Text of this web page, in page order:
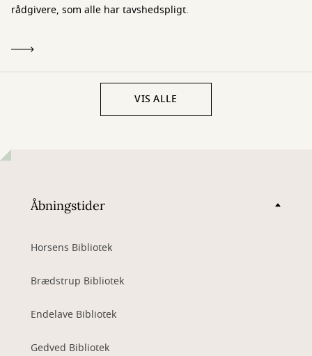
rådgivere, som alle har tavshedspligt.
VIS ALLE
Åbningstider
Horsens Bibliotek
Brædstrup Bibliotek
Endelave Bibliotek
Gedved Bibliotek